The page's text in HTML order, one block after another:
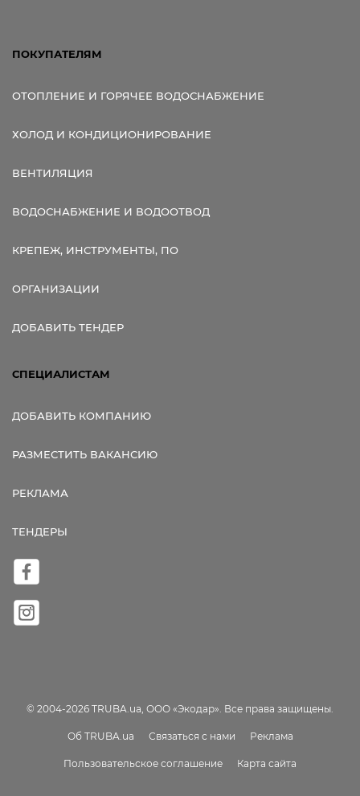
ПОКУПАТЕЛЯМ
ОТОПЛЕНИЕ И ГОРЯЧЕЕ ВОДОСНАБЖЕНИЕ
ХОЛОД И КОНДИЦИОНИРОВАНИЕ
ВЕНТИЛЯЦИЯ
ВОДОСНАБЖЕНИЕ И ВОДООТВОД
КРЕПЕЖ, ИНСТРУМЕНТЫ, ПО
ОРГАНИЗАЦИИ
ДОБАВИТЬ ТЕНДЕР
СПЕЦИАЛИСТАМ
ДОБАВИТЬ КОМПАНИЮ
РАЗМЕСТИТЬ ВАКАНСИЮ
РЕКЛАМА
ТЕНДЕРЫ
© 2004-2026 TRUBA.ua, ООО «Экодар». Все права защищены.
Об TRUBA.ua Связаться с нами Реклама
Пользовательское соглашение Карта сайта